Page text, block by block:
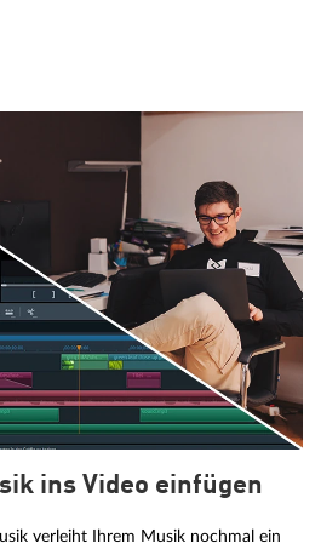
ins Video einfügen
verleiht Ihrem Musik nochmal ein